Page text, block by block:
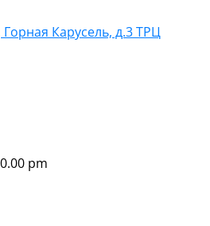
Горная Карусель, д.3 ТРЦ
pm